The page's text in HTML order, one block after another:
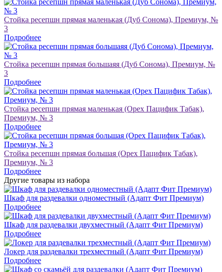
Стойка ресепшн прямая маленькая (Дуб Сонома), Премиум, №
3
Подробнее
Стойка ресепшн прямая большаяя (Дуб Сонома), Премиум, №
3
Подробнее
Стойка ресепшн прямая маленькая (Орех Пацифик Табак),
Премиум, № 3
Подробнее
Стойка ресепшн прямая большая (Орех Пацифик Табак),
Премиум, № 3
Подробнее
Другие товары из набора
Шкаф для раздевалки одноместный (Адапт Фит Премиум)
Подробнее
Шкаф для раздевалки двухместный (Адапт Фит Премиум)
Подробнее
Локер для раздевалки трехместный (Адапт Фит Премиум)
Подробнее